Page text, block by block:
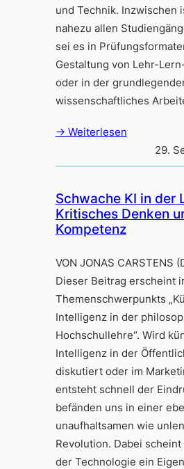
und Technik. Inzwischen
nahezu allen
sei es in
Gestaltung von Lehr-
oder in der
wissenschaftliches
→ Weiterlesen
29.
Schwache KI in der
Kritisches Denken
Kompetenz
VON JONAS CARSTENS
Dieser Beitrag erscheint
Themenschwerpunkts
Intelligenz in der
Hochschullehre“. Wird
Intelligenz in der
diskutiert oder im
entsteht schnell der
befänden uns in einer
unaufhaltsamen wie
Revolution. Dabei
der Technologie ein